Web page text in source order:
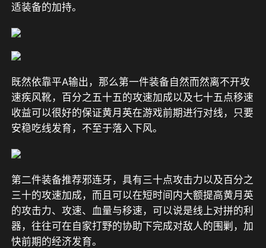
适装备的加持。
既然依靠平A输出，那么第一件装备自然而然离不开攻
速疾风靴，百分之五十五的攻速加成以及七十五点移速
收益可以很好的保证黄月英在游戏前期进行对线，只要
安稳吃线发育，不至于落入下风。
第二件装备推荐邪连牙，具有三十点攻击力以及百分之
三十的攻速加成，而且可以在短时间内大额提高黄月英
的攻击力、攻速、血量与移速，可以说是线上对拼的利
器，往往可在自家打野的协助下完成对敌人的围剿，加
快前期的经济发育。